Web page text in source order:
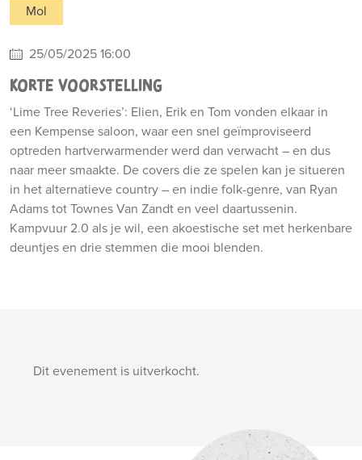
Mol
25/05/2025 16:00
KORTE VOORSTELLING
‘Lime Tree Reveries’: Elien, Erik en Tom vonden elkaar in
een Kempense saloon, waar een snel geïmproviseerd
optreden hartverwarmender werd dan verwacht – en dus
naar meer smaakte. De covers die ze spelen kan je situeren
in het alternatieve country – en indie folk-genre, van Ryan
Adams tot Townes Van Zandt en veel daartussenin.
Kampvuur 2.0 als je wil, een akoestische set met herkenbare
deuntjes en drie stemmen die mooi blenden.
Dit evenement is uitverkocht.